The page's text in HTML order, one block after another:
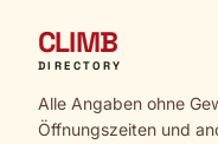
CLIMB
DIRECTORY
Alle Angaben ohne
Öffnungszeiten und